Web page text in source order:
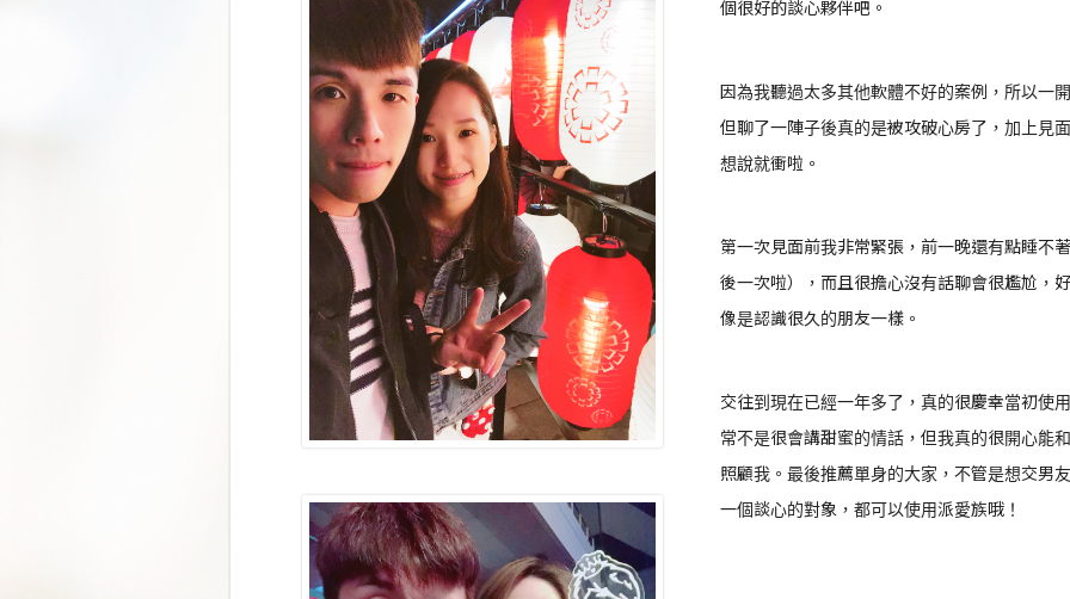
個很好的談心夥伴吧。
因為我聽過太多其他軟體不好的案例，所以一
但聊了一陣子後真的是被攻破心房了，加上見
想說就衝啦。
第一次見面前我非常緊張，前一晚還有點睡不
後一次啦），而且很擔心沒有話聊會很尷尬，
像是認識很久的朋友一樣。
交往到現在已經一年多了，真的很慶幸當初使
常不是很會講甜蜜的情話，但我真的很開心能
照顧我。最後推薦單身的大家，不管是想交男
一個談心的對象，都可以使用派愛族哦！